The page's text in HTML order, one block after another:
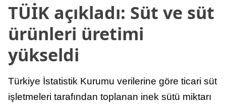
TÜİK açıkladı: Süt ve süt
ürünleri üretimi
yükseldi
Türkiye İstatistik Kurumu verilerine göre ticari süt
işletmeleri tarafından toplanan inek sütü miktarı